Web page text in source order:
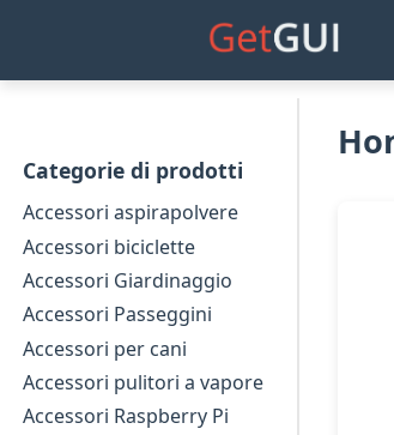
Categorie di prodotti
Accessori aspirapolvere
Accessori biciclette
Accessori Giardinaggio
Accessori Passeggini
Accessori per cani
Accessori pulitori a vapore
Accessori Raspberry Pi